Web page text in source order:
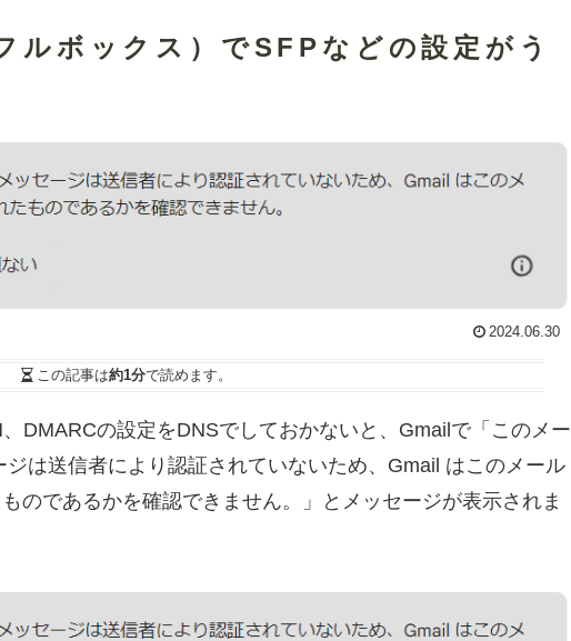
ボックス）でSFPなどの設定がう
2024.06.30
この記事は約1分で読めます。
DMARCの設定をDNSでしておかないと、Gmailで「このメー
は送信者により認証されていないため、Gmail はこのメール
のであるかを確認できません。」とメッセージが表示されま